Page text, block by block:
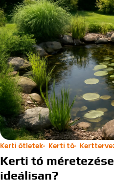
Kerti ötletek Kerti tó
Kerti tó
ideálisan?